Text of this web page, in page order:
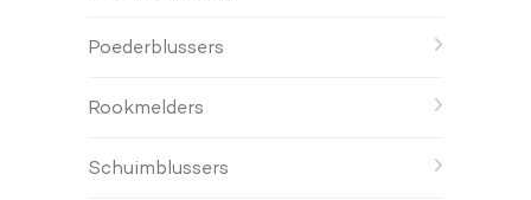
Poederblussers
Rookmelders
Schuimblussers